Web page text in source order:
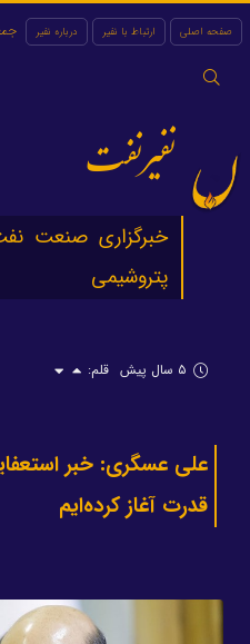
صفحه اصلی ارتباط با نفیر درباره نفیر
جستجو
جمعه 16
نفیرنفت
خبرگزاری صنعت
پتروشیمی
۵ سال پیش قلم:
علی عسگری: خبر
قدرت آغاز کرده‌ایم